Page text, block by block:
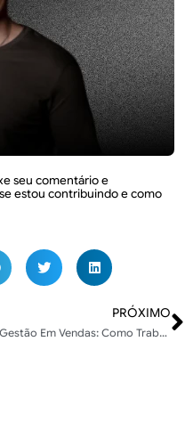
seu comentário e
estou contribuindo e como
PRÓXIMO
Gestão Em Vendas: Como Trabalhar Este Recurso?